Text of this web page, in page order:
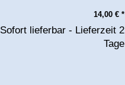
14,00 € *
Sofort lieferbar - Lieferzeit 2
Tage